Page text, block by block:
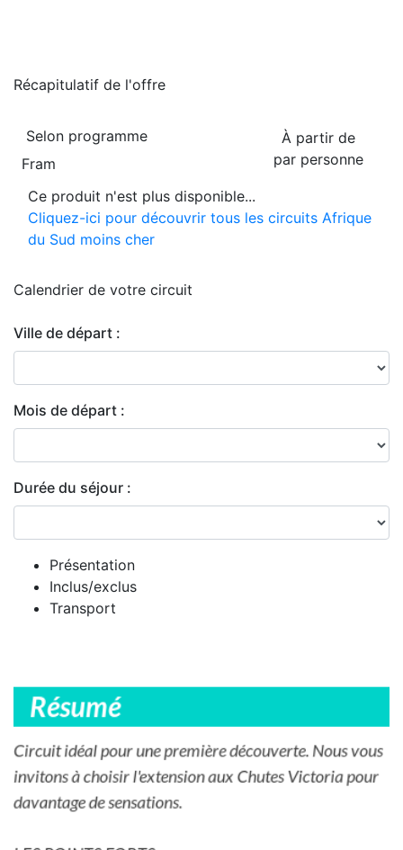
Récapitulatif de l'offre
À partir de
par personne
Selon programme
Fram
Ce produit n'est plus disponible...
Cliquez-ici pour découvrir tous les circuits Afrique
du Sud moins cher
Calendrier de votre circuit
Ville de départ :
Mois de départ :
Durée du séjour :
Présentation
Inclus/exclus
Transport